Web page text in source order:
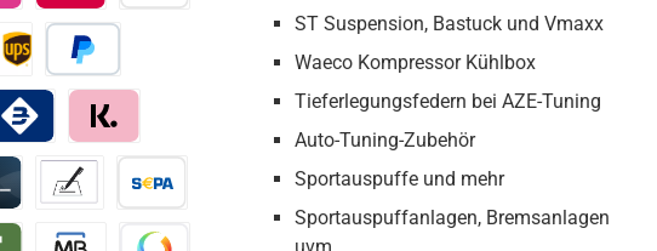
Belfius Direct Net
Bancontact
Später bezahlen
Pay
Klarna
ST Suspension, Bastuck und Vmaxx
Waeco Kompressor Kühlbox
Tieferlegungsfedern bei AZE-Tuning
Auto-Tuning-Zubehör
Sportauspuffe und mehr
Sportauspuffanlagen, Bremsanlagen